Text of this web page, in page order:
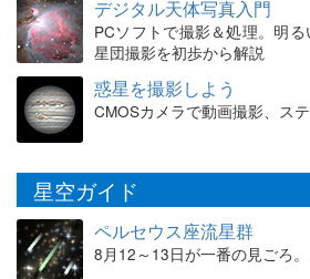
デジタル天体写真入門
PCソフトで撮影＆処理。明
星団撮影を初歩から解説
惑星を撮影しよう
CMOSカメラで動画撮影、ス
星空ガイド
ペルセウス座流星群
8月12～13日が一番の見ごろ